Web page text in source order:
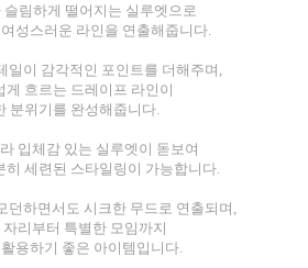
슬림하게 떨어지는 실루엣으로
성스러운 라인을 연출해줍니다.
일이 감각적인 포인트를 더해주며,
게 흐르는 드레이프 라인이
분위기를 완성해줍니다.
입체감 있는 실루엣이 돋보여
히 세련된 스타일링이 가능합니다.
던하면서도 시크한 무드로 연출되며,
자리부터 특별한 모임까지
용하기 좋은 아이템입니다.